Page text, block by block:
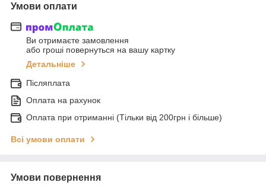
Умови оплати
Ви отримаєте замовлення
або гроші повернуться на вашу картку
Детальніше
Післяплата
Оплата на рахунок
Оплата при отриманні (Тільки від 200грн і більше)
Всі умови оплати
Умови повернення